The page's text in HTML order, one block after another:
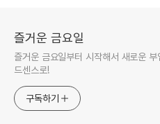
즐거운 금요일
즐거운 금요일부터 시작해서 새로운
드센스로!
구독하기